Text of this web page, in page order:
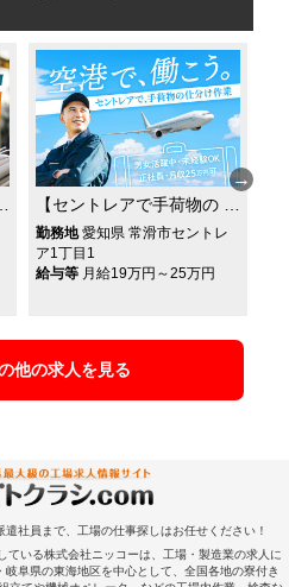
【セントレアで手荷物の
仕分け（正社員）】未経
験でも安心の研修制度あ
り◆賞与年2回
勤務地愛知県 常滑市セントレ
ア1丁目1
給与等 月給19万円～25万円
他の求人を見る
社員まで、工場の仕事探しはお任せください！
ている株式会社ニッコーは、工場・製造業の求人に
阜県の東海地区を中心として、全国各地の寮付き